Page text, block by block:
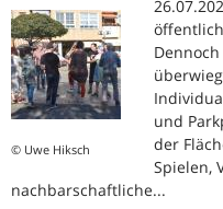
© Uwe Hiksch
und
der
Spielen,
nachbarschaftliche...